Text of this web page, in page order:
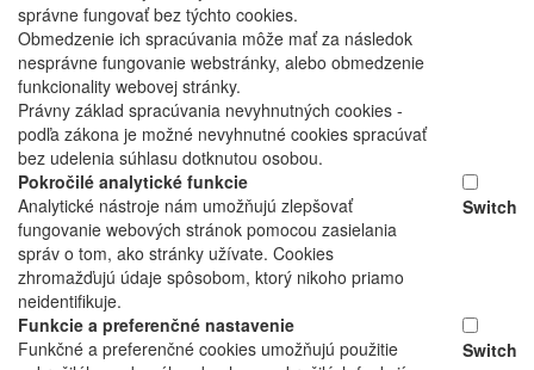
správne fungovať bez týchto cookies.
Obmedzenie ich spracúvania môže mať za následok
nesprávne fungovanie webstránky, alebo obmedzenie
funkcionality webovej stránky.
Právny základ spracúvania nevyhnutných cookies -
podľa zákona je možné nevyhnutné cookies spracúvať
bez udelenia súhlasu dotknutou osobou.
Pokročilé analytické funkcie
Analytické nástroje nám umožňujú zlepšovať
fungovanie webových stránok pomocou zasielania
správ o tom, ako stránky užívate. Cookies
zhromažďujú údaje spôsobom, ktorý nikoho priamo
neidentifikuje.
Switch
Funkcie a preferenčné nastavenie
Funkčné a preferenčné cookies umožňujú použitie
Switch